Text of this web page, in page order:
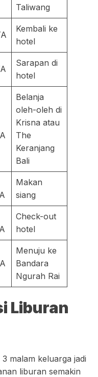
Taliwang
Kembali ke
hotel
Sarapan di
hotel
Belanja
oleh-oleh di
Krisna atau
The
Keranjang
Bali
Makan
siang
Check-out
hotel
Menuju ke
Bandara
Ngurah Rai
Liburan
malam keluarga jadi
liburan semakin